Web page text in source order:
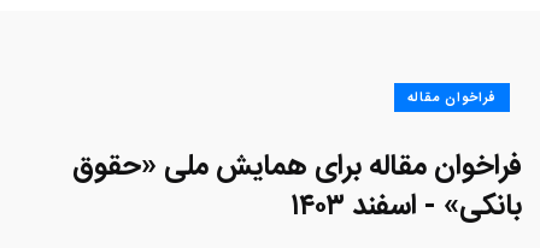
فراخوان مقاله
فراخوان مقاله برای همایش ملی «حقوق
بانکی» - اسفند ۱۴۰۳